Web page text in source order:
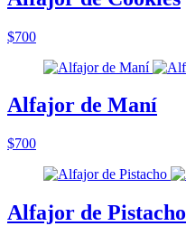
$700
Alfajor de Maní
$700
Alfajor de Pistacho